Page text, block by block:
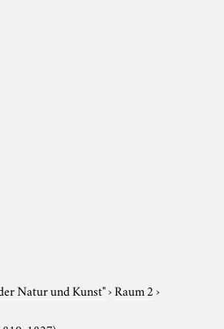
Natur und Kunst"›Raum 2›